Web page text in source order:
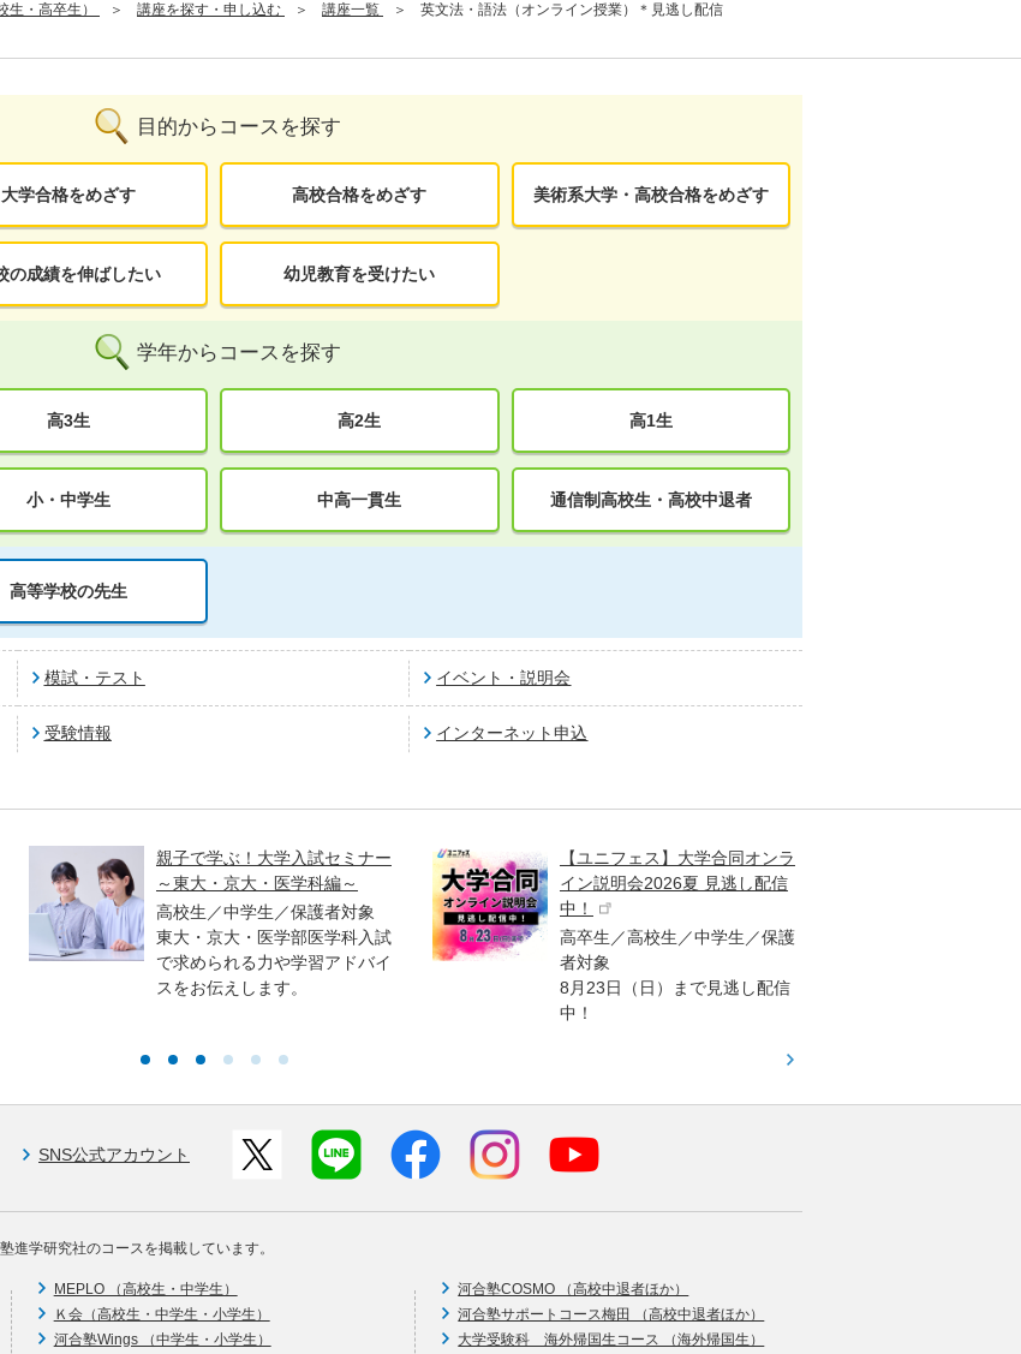
生・高卒生） 講座を探す・申し込む 講座一覧 英文法・語法（オンライン授業）＊見逃し配信
目的からコースを探す
大学合格をめざす 高校合格をめざす 美術系大学・高校合格をめざす
の成績を伸ばしたい 幼児教育を受けたい
学年からコースを探す
高3生 高2生 高1生
小・中学生 中高一貫生 通信制高校生・高校中退者
高等学校の先生
模試・テスト イベント・説明会
受験情報 インターネット申込
親子で学ぶ！大学入試セミナー
～東大・京大・医学科編～
高校生／中学生／保護者対象
東大・京大・医学部医学科入試
で求められる力や学習アドバイ
スをお伝えします。
【ユニフェス】大学合同オンラ
イン説明会2026夏 見逃し配信
中！
高卒生／高校生／中学生／保護
者対象
8月23日（日）まで見逃し配信
中！
SNS公式アカウント
学研究社のコースを掲載しています。
MEPLO （高校生・中学生）
Ｋ会（高校生・中学生・小学生）
河合塾Wings （中学生・小学生）
河合塾COSMO （高校中退者ほか）
河合塾サポートコース梅田 （高校中退者ほか）
大学受験科 海外帰国生コース （海外帰国生）